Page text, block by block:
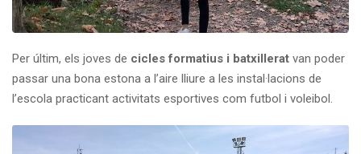
Per últim, els joves de cicles formatius i batxillerat van poder
passar una bona estona a l’aire lliure a les instal·lacions de
l’escola practicant activitats esportives com futbol i voleibol.